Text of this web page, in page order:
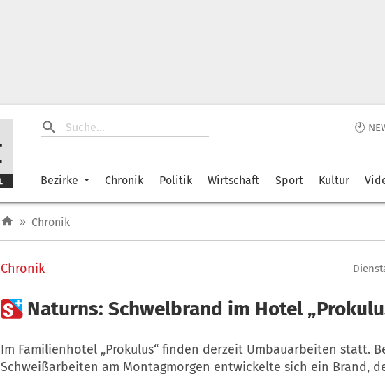
🕙
Bezirke Chronik Politik Wirtschaft Sport Kultur
» Chronik
Chronik
 Naturns: Schwelbrand im Hotel
Im Familienhotel „Prokulus“ finden derzeit Umbauarbeiten statt.
Schweißarbeiten am Montagmorgen entwickelte sich ein Brand,